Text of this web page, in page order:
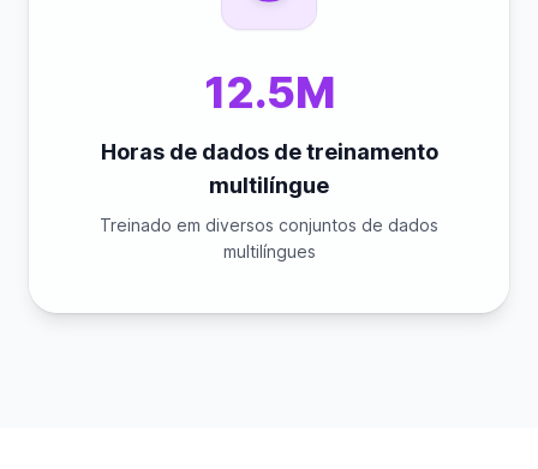
12.5M
Horas de dados de treinamento
multilíngue
Treinado em diversos conjuntos de dados
multilíngues